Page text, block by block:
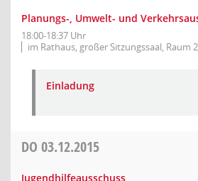
Planungs-, Umwelt- und
18:00-18:37 Uhr
im Rathaus, großer Sitzungssaal, Raum
Einladung
DO 03.12.2015
Jugendhilfeausschuss